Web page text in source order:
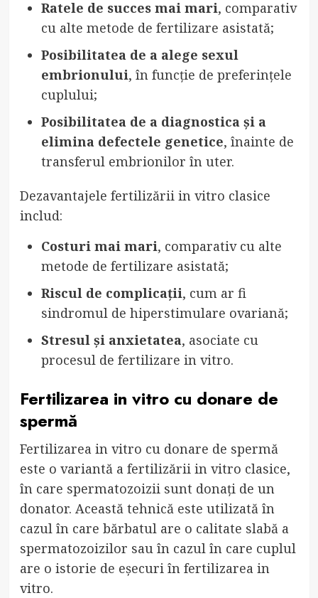
Ratele de succes mai mari, comparativ
cu alte metode de fertilizare asistată;
Posibilitatea de a alege sexul
embrionului, în funcție de preferințele
cuplului;
Posibilitatea de a diagnostica și a
elimina defectele genetice, înainte de
transferul embrionilor în uter.
Dezavantajele fertilizării in vitro clasice
includ:
Costuri mai mari, comparativ cu alte
metode de fertilizare asistată;
Riscul de complicații, cum ar fi
sindromul de hiperstimulare ovariană;
Stresul și anxietatea, asociate cu
procesul de fertilizare in vitro.
Fertilizarea in vitro cu donare de
spermă
Fertilizarea in vitro cu donare de spermă
este o variantă a fertilizării in vitro clasice,
în care spermatozoizii sunt donați de un
donator. Această tehnică este utilizată în
cazul în care bărbatul are o calitate slabă a
spermatozoizilor sau în cazul în care cuplul
are o istorie de eșecuri în fertilizarea in
vitro.